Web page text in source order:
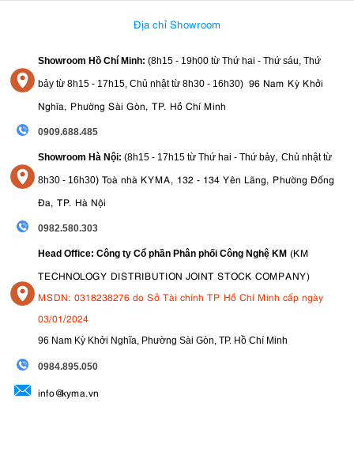
Địa chỉ Showroom
Showroom Hồ Chí Minh: (8h15 - 19h00 từ Thứ hai - Thứ sáu, Thứ
bảy từ 8h15 - 17h15, Chủ nhật từ 8h30 - 16h30) 96 Nam Kỳ Khởi
Nghĩa, Phường Sài Gòn, TP. Hồ Chí Minh
0909.688.485
Showroom Hà Nội: (8h15 - 17h15 từ Thứ hai - Thứ bảy, Chủ nhật từ
8h30 - 16h30) Toà nhà KYMA, 132 - 134 Yên Lãng, Phường Đống
Đa, TP. Hà Nội
0982.580.303
Head Office: Công ty Cổ phần Phân phối Công Nghệ KM (KM
TECHNOLOGY DISTRIBUTION JOINT STOCK COMPANY)
MSDN: 0318238276 do Sở Tài chính TP Hồ Chí Minh cấp ngày
03/01/2024
96 Nam Kỳ Khởi Nghĩa, Phường Sài Gòn, TP. Hồ Chí Minh
0984.895.050
info@kyma.vn